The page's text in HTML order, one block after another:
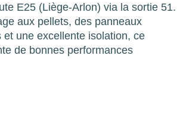
E25 (Liège-Arlon) via la sortie 51.
aux pellets, des panneaux
et une excellente isolation, ce
de bonnes performances